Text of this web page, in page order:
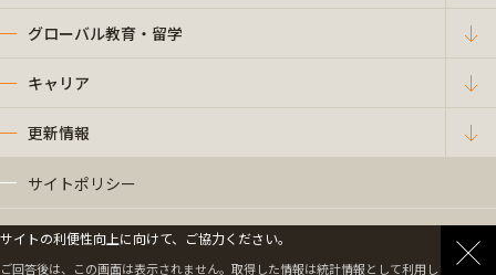
グローバル教育・留学
キャリア
更新情報
サイトポリシー
プライバシーポリシー
サイトの利便性向上に向けて、ご協力ください。
ご回答後は、この画面は表示されません。取得した情報は統計情報として利用します。